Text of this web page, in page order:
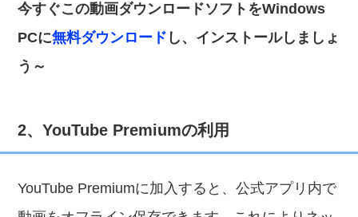
今すぐこの動画ダウンロードソフトをWindows
PCに無料ダウンロード し、インストールしましょ
う～
2、YouTube Premiumの利用
YouTube Premiumに加入すると、公式アプリ内で